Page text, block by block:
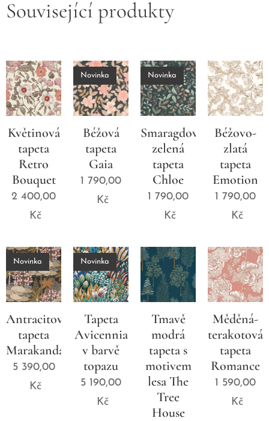
Související produkty
Květinová
tapeta
Retro
Bouquet
2 400,00
Kč
Béžová
tapeta
Gaia
Novinka
1 790,00
Kč
Smaragdově
zelená
tapeta
Chloe
Novinka
1 790,00
Kč
Béžovo-
zlatá
tapeta
Emotion
1 790,00
Kč
Antracitová
tapeta
Marakanda
Novinka
5 390,00
Kč
Tapeta
Avicennia
v barvě
topazu
Novinka
5 190,00
Kč
Tmavě
modrá
tapeta s
motivem
lesa The
Tree
House
Měděná-
terakotová
tapeta
Romance
1 590,00
Kč